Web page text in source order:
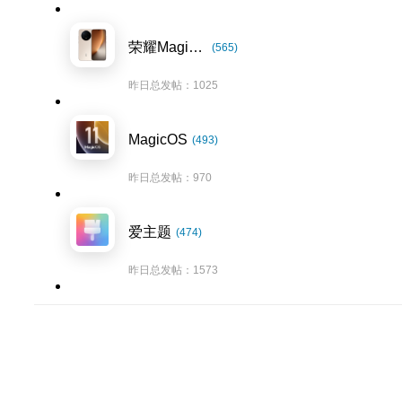
荣耀Magic8系列 (565)
昨日总发帖：1025
MagicOS (493)
昨日总发帖：970
爱主题 (474)
昨日总发帖：1573